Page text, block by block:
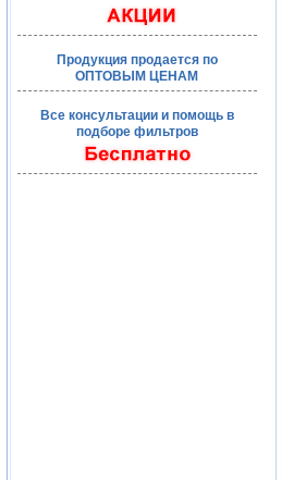
Продукция продается по
ОПТОВЫМ ЦЕНАМ
Все консультации и помощь в
подборе фильтров